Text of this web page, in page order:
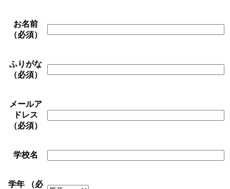
お名前
（必須）
ふりがな
（必須）
メールア
ドレス
（必須）
学校名
学年
（必